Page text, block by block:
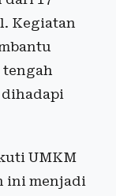
Kegiatan
tengah
UMKM
ini menjadi